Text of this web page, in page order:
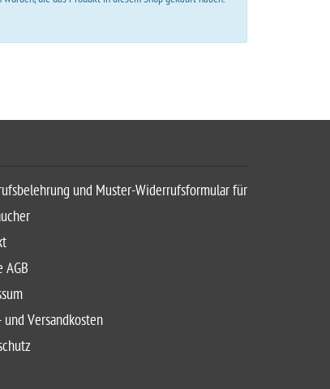
und Muster-Widerrufsformular für
AGB
und Versandkosten